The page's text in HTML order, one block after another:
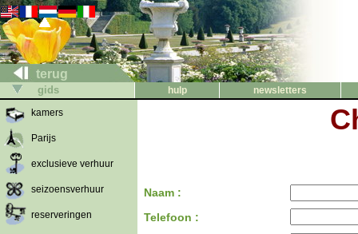
terug
gids hulp
newsletters
kamers
Parijs
exclusieve verhuur
seizoensverhuur
reserveringen
Naam :
Telefoon :